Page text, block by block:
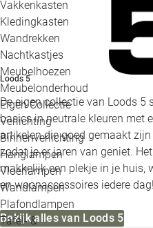
Vakkenkasten
Kledingkasten
Wandrekken
Nachtkastjes
Meubelhoezen
Meubelonderhoud
Eigen Collectie
Verlichting
Binnenverlichting
Hanglampen
Vloerlampen
Wandlampen
Plafondlampen
Tafel- &
Loods 5
De eigen collectie van Loods
basics in neutrale kleuren met
artikelen die goed gemaakt
zodat je er jaren van geniet.
makkelijk een plekje in je huis,
en woonaccessoires iedere dag!
Bekijk alles van Loods 5